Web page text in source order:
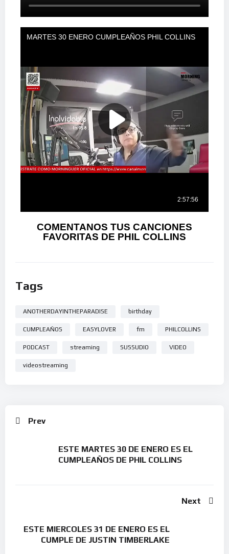
COMENTANOS TUS CANCIONES
FAVORITAS DE PHIL COLLINS
Tags
ANOTHERDAYINTHEPARADISE birthday
CUMPLEAÑOS EASYLOVER fm PHILCOLLINS
PODCAST streaming SUSSUDIO VIDEO
videostreaming
Prev
ESTE MARTES 30 DE ENERO ES EL
CUMPLEAÑOS DE PHIL COLLINS
Next
ESTE MIERCOLES 31 DE ENERO ES EL
CUMPLE DE JUSTIN TIMBERLAKE